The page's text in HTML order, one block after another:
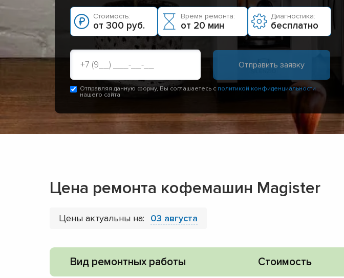
Стоимость:
от 300 руб.
Время ремонта:
от 20 мин
Диагностика:
бесплатно
Отправляя данную форму, Вы соглашаетесь с политикой конфиденциальности
нашего сайта
Цена ремонта кофемашин Magister
Цены актуальны на: 03 августа
Вид ремонтных работы Стоимость